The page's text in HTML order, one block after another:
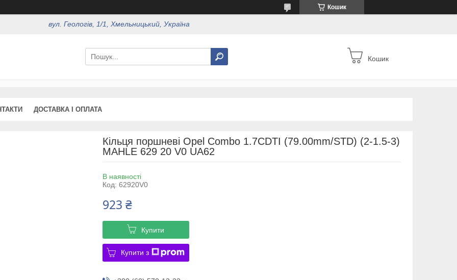
Кошик
вул. Геологів, 1/1, Хмельницький, Україна
Кошик
ДОСТАВКА І ОПЛАТА
Кільця поршневі Opel Combo 1.7CDTI (79.00mm/STD) (2-1.5-3)
MAHLE 629 20 V0 UA62
В наявності
Код: 62920V0
923 ₴
Купити
Купити з